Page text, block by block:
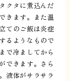
クタに煮込んだ
きます。また温
てのご飯は炎症
るようなもので
で冷ましてから
できます。さら
液体がサラサラ